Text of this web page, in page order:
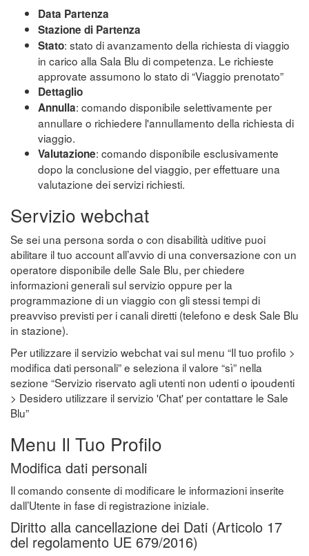
Data Partenza
Stazione di Partenza
Stato: stato di avanzamento della richiesta di viaggio
in carico alla Sala Blu di competenza. Le richieste
approvate assumono lo stato di “Viaggio prenotato”
Dettaglio
Annulla: comando disponibile selettivamente per
annullare o richiedere l'annullamento della richiesta di
viaggio.
Valutazione: comando disponibile esclusivamente
dopo la conclusione del viaggio, per effettuare una
valutazione dei servizi richiesti.
Servizio webchat
Se sei una persona sorda o con disabilità uditive puoi
abilitare il tuo account all’avvio di una conversazione con un
operatore disponibile delle Sale Blu, per chiedere
informazioni generali sul servizio oppure per la
programmazione di un viaggio con gli stessi tempi di
preavviso previsti per i canali diretti (telefono e desk Sale Blu
in stazione).
Per utilizzare il servizio webchat vai sul menu “Il tuo profilo >
modifica dati personali” e seleziona il valore “sì” nella
sezione “Servizio riservato agli utenti non udenti o ipoudenti
> Desidero utilizzare il servizio 'Chat' per contattare le Sale
Blu”
Menu Il Tuo Profilo
Modifica dati personali
Il comando consente di modificare le informazioni inserite
dall’Utente in fase di registrazione iniziale.
Diritto alla cancellazione dei Dati (Articolo 17
del regolamento UE 679/2016)